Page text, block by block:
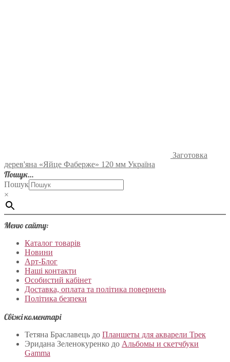
Заготовка
дерев'яна «Яйце Фаберже» 120 мм Україна
Пошук…
Пошук
×
Меню сайту:
Каталог товарів
Новини
Арт-Блог
Наші контакти
Особистий кабінет
Доставка, оплата та політика повернень
Політика безпеки
Свіжі коментарі
Тетяна Браславець до Планшеты для акварели Трек
Эридана Зеленокуренко до Альбомы и скетчбуки
Gamma